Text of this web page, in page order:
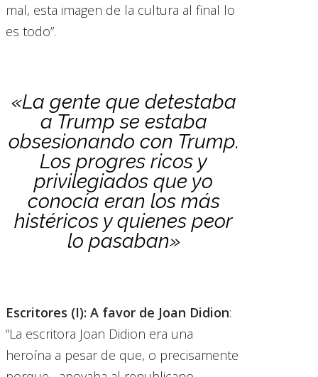
mal, esta imagen de la cultura al final lo
es todo”.
«La gente que detestaba
a Trump se estaba
obsesionando con Trump.
Los progres ricos y
privilegiados que yo
conocía eran los más
histéricos y quienes peor
lo pasaban»
Escritores (I): A favor de Joan Didion:
“La escritora Joan Didion era una
heroína a pesar de que, o precisamente